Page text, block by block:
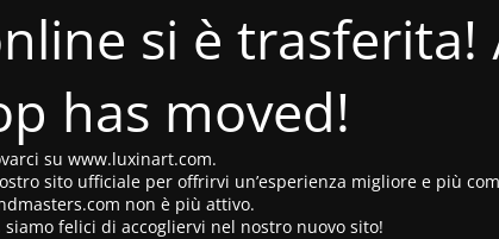
si è trasferita!
has moved!
su www.luxinart.com.
sito ufficiale per offrirvi un’esperienza migliore e più
non è più attivo.
felici di accogliervi nel nostro nuovo sito!